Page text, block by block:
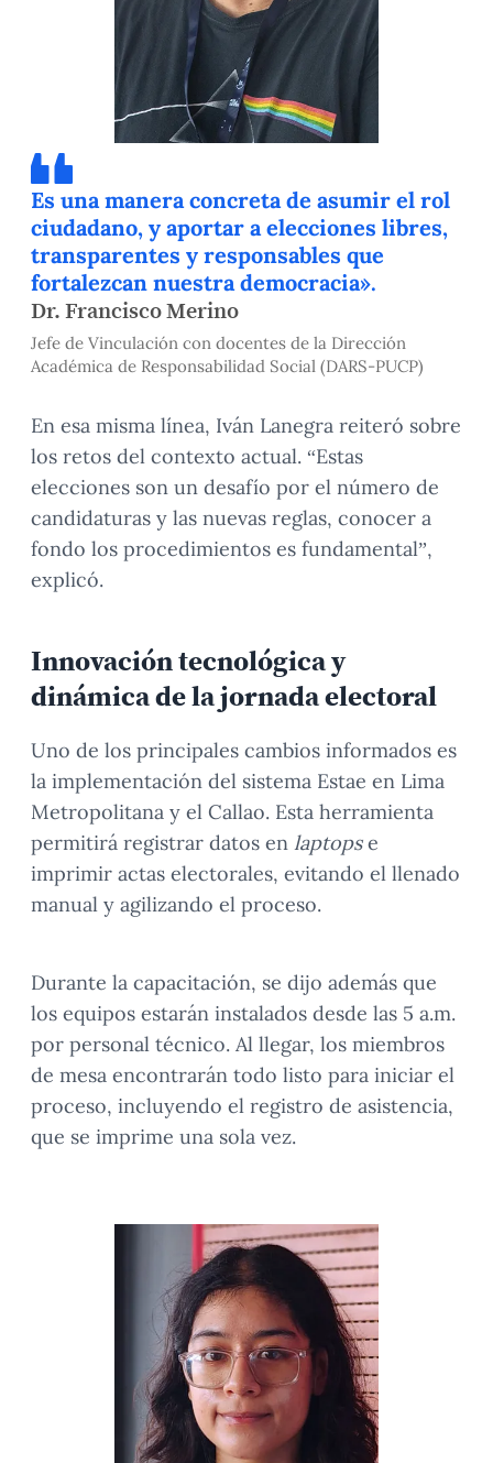
Es una manera concreta de asumir el rol
ciudadano, y aportar a elecciones libres,
transparentes y responsables que
fortalezcan nuestra democracia».
Dr. Francisco Merino
Jefe de Vinculación con docentes de la Dirección
Académica de Responsabilidad Social (DARS-PUCP)
En esa misma línea, Iván Lanegra reiteró sobre
los retos del contexto actual. “Estas
elecciones son un desafío por el número de
candidaturas y las nuevas reglas, conocer a
fondo los procedimientos es fundamental”,
explicó.
Innovación tecnológica y
dinámica de la jornada electoral
Uno de los principales cambios informados es
la implementación del sistema Estae en Lima
Metropolitana y el Callao. Esta herramienta
permitirá registrar datos en laptopse
imprimir actas electorales, evitando el llenado
manual y agilizando el proceso.
Durante la capacitación, se dijo además que
los equipos estarán instalados desde las 5 a.m.
por personal técnico. Al llegar, los miembros
de mesa encontrarán todo listo para iniciar el
proceso, incluyendo el registro de asistencia,
que se imprime una sola vez.